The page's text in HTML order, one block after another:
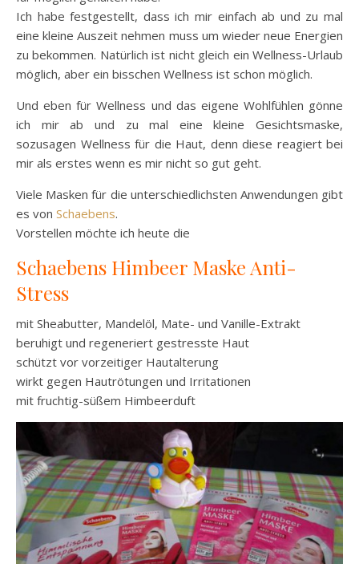
Ich habe festgestellt, dass ich mir einfach ab und zu mal
eine kleine Auszeit nehmen muss um wieder neue Energien
zu bekommen. Natürlich ist nicht gleich ein Wellness-Urlaub
möglich, aber ein bisschen Wellness ist schon möglich.
Und eben für Wellness und das eigene Wohlfühlen gönne
ich mir ab und zu mal eine kleine Gesichtsmaske,
sozusagen Wellness für die Haut, denn diese reagiert bei
mir als erstes wenn es mir nicht so gut geht.
Viele Masken für die unterschiedlichsten Anwendungen gibt
es von Schaebens.
Vorstellen möchte ich heute die
Schaebens Himbeer Maske Anti-
Stress
mit Sheabutter, Mandelöl, Mate- und Vanille-Extrakt
beruhigt und regeneriert gestresste Haut
schützt vor vorzeitiger Hautalterung
wirkt gegen Hautrötungen und Irritationen
mit fruchtig-süßem Himbeerduft